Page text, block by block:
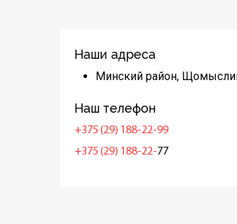
Наши адреса
Минский район,
Наш телефон
+375 (29) 188-22-99
+375 (29) 188-22-77